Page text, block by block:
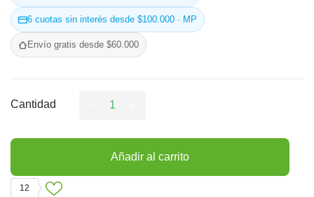
6 cuotas sin interés desde $100.000 · MP
Envío gratis desde $60.000
Cantidad
Añadir al carrito
12